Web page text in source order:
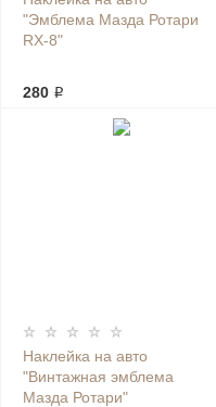
"Эмблема Мазда Ротари
RX-8"
280 ₽
Наклейка на авто
"Винтажная эмблема
Мазда Ротари"